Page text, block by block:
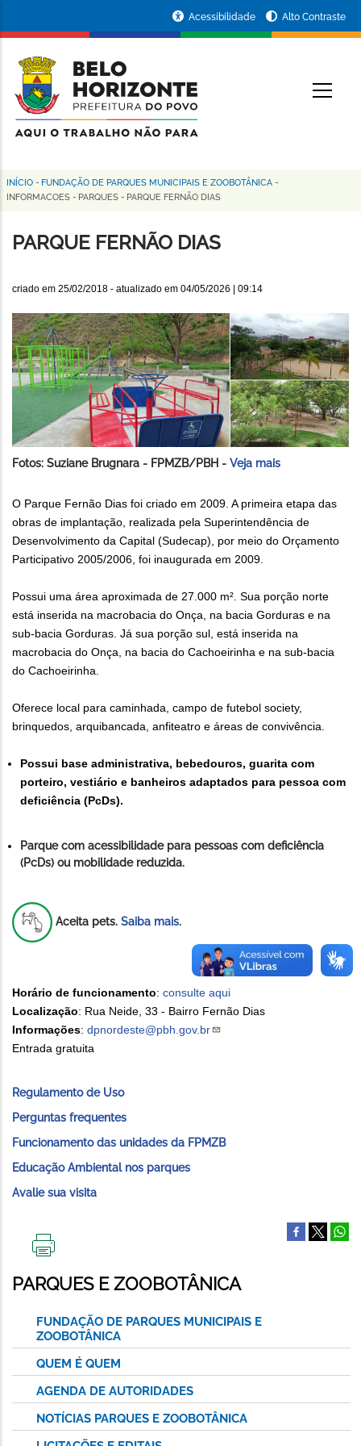
conteúdo
principal
da
Prefeitura
de
Horizonte
Acessibilidade Alto Contraste
Trilha
navegação
INÍCIO - FUNDAÇÃO DE PARQUES MUNICIPAIS E ZOOBOTÂNICA -
INFORMACOES - PARQUES - PARQUE FERNÃO DIAS
PARQUE FERNÃO DIAS
criado em 25/02/2018 - atualizado em 04/05/2026 | 09:14
Fotos: Suziane Brugnara - FPMZB/PBH - Veja mais
O Parque Fernão Dias foi criado em 2009. A primeira etapa das
obras de implantação, realizada pela Superintendência de
Desenvolvimento da Capital (Sudecap), por meio do Orçamento
Participativo 2005/2006, foi inaugurada em 2009.
Possui uma área aproximada de 27.000 m². Sua porção norte
está inserida na macrobacia do Onça, na bacia Gorduras e na
sub-bacia Gorduras. Já sua porção sul, está inserida na
macrobacia do Onça, na bacia do Cachoeirinha e na sub-bacia
do Cachoeirinha.
Oferece local para caminhada, campo de futebol society,
brinquedos, arquibancada, anfiteatro e áreas de convivência.
Possui base administrativa, bebedouros, guarita com
porteiro, vestiário e banheiros adaptados para pessoa com
deficiência (PcDs).
Parque com acessibilidade para pessoas com deficiência
(PcDs) ou mobilidade reduzida.
Aceita pets. Saiba mais.
Horário de funcionamento: consulte aqui
Localização: Rua Neide, 33 - Bairro Fernão Dias
Informações: dpnordeste@pbh.gov.br
Entrada gratuita
Regulamento de Uso
Perguntas frequentes
Funcionamento das unidades da FPMZB
Educação Ambiental nos parques
Avalie sua visita
ESTA
PÁGINA
PARQUES E ZOOBOTÂNICA
FUNDAÇÃO DE PARQUES MUNICIPAIS E
ZOOBOTÂNICA
QUEM É QUEM
AGENDA DE AUTORIDADES
NOTÍCIAS PARQUES E ZOOBOTÂNICA